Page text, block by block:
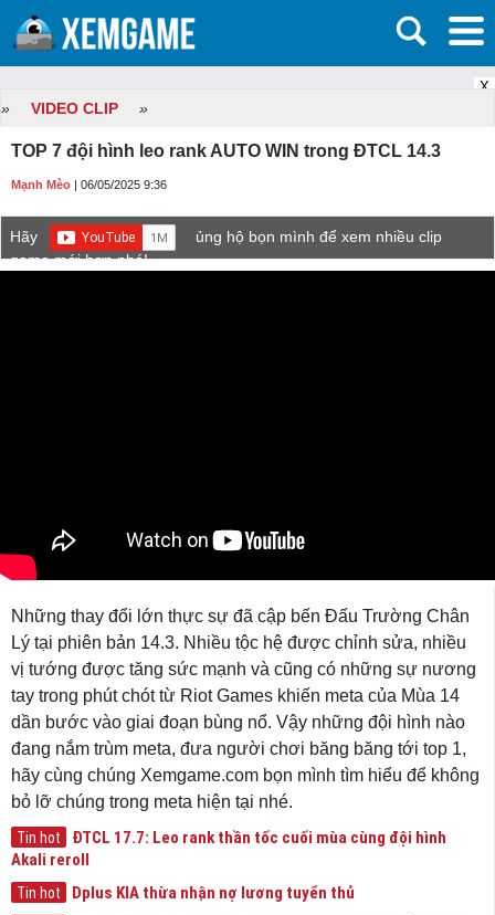
X
» VIDEO CLIP »
TOP 7 đội hình leo rank AUTO WIN trong ĐTCL 14.3
Mạnh Mèo | 06/05/2025 9:36
Hãy
ủng hộ bọn mình để xem nhiều clip
game mới hơn nhé!
Những thay đổi lớn thực sự đã cập bến Đấu Trường Chân
Lý tại phiên bản 14.3. Nhiều tộc hệ được chỉnh sửa, nhiều
vị tướng được tăng sức mạnh và cũng có những sự nương
tay trong phút chót từ Riot Games khiến meta của Mùa 14
dần bước vào giai đoạn bùng nổ. Vậy những đội hình nào
đang nắm trùm meta, đưa người chơi băng băng tới top 1,
hãy cùng chúng Xemgame.com bọn mình tìm hiểu để không
bỏ lỡ chúng trong meta hiện tại nhé.
Tin hot
ĐTCL 17.7: Leo rank thần tốc cuối mùa cùng đội hình
Akali reroll
Tin hot Dplus KIA thừa nhận nợ lương tuyển thủ